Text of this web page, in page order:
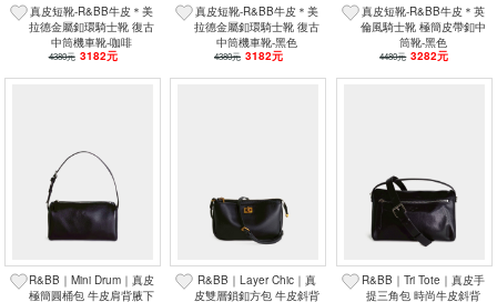
真皮短靴-R&BB牛皮＊美
拉德金屬釦環騎士靴 復古
中筒機車靴-咖啡
4380元 3182元
真皮短靴-R&BB牛皮＊美
拉德金屬釦環騎士靴 復古
中筒機車靴-黑色
4380元 3182元
真皮短靴-R&BB牛皮＊英
倫風騎士靴 極簡皮帶釦中
筒靴-黑色
4480元 3282元
R&BB｜Mini Drum｜真皮
極簡圓桶包 牛皮肩背腋下
R&BB｜Layer Chic｜真
皮雙層鎖釦方包 牛皮斜背
R&BB｜Tri Tote｜真皮手
提三角包 時尚牛皮斜背